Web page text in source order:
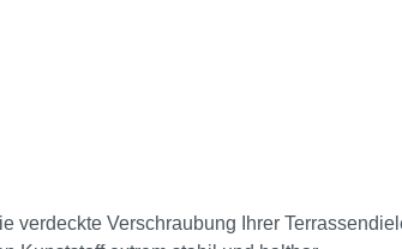
verdeckte Verschraubung Ihrer